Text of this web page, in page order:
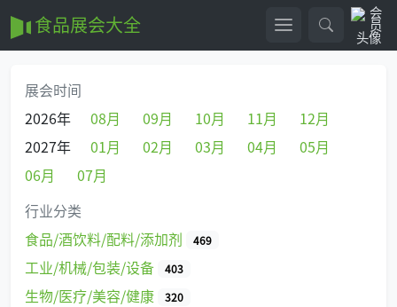
食品展会大全
展会时间
2026年
08月 09月 10月 11月
12月
2027年
01月 02月 03月 04月
05月
06月
07月
行业分类
食品/酒饮料/配料/添加剂
469
工业/机械/包装/设备 403
生物/医疗/美容/健康 320